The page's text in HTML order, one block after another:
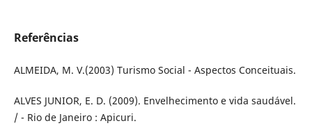
Referências
ALMEIDA, M. V.(2003) Turismo Social - Aspectos Conceituais.
ALVES JUNIOR, E. D. (2009). Envelhecimento e vida saudável.
/ - Rio de Janeiro : Apicuri.